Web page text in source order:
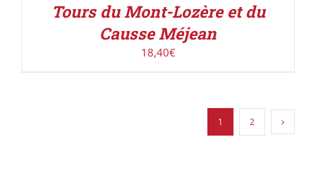
Tours du Mont-Lozère et du
Causse Méjean
18,40€
1 2